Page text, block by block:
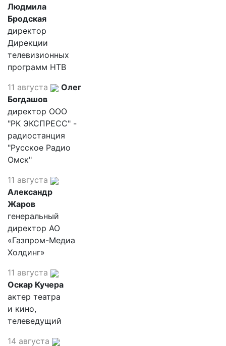
Людмила
Бродская
директор
Дирекции
телевизионных
программ НТВ
11 августа
Олег
Богдашов
директор ООО
"РК ЭКСПРЕСС" -
радиостанция
"Русское Радио
Омск"
11 августа
Александр
Жаров
генеральный
директор АО
«Газпром-Медиа
Холдинг»
11 августа
Оскар Кучера
актер театра
и кино,
телеведущий
14 августа